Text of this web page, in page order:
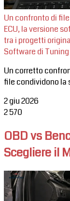
Un confronto di
ECU, la versione
tra i progetti
Software di Tuning
Un corretto
file condividono la
2 giu 2026
2570
OBD vs
Scegliere il